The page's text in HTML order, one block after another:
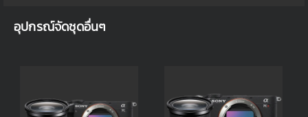
อุปกรณ์จัดชุดอื่นๆ